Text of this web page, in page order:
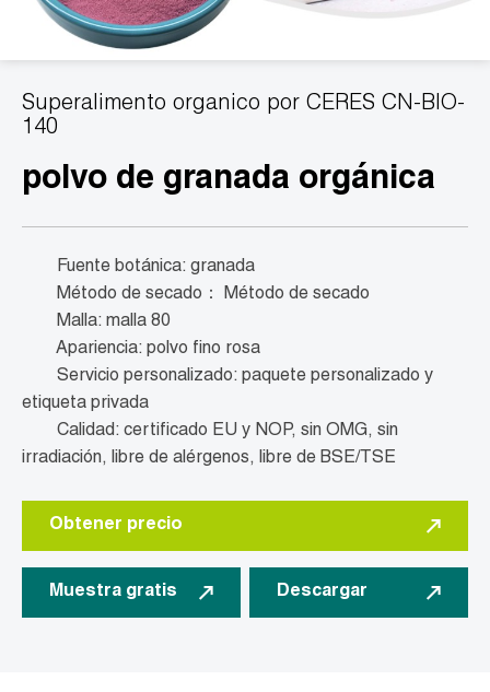
Superalimento organico por CERES CN-BIO-
140
polvo de granada orgánica
Fuente botánica: granada
Método de secado： Método de secado
Malla: malla 80
Apariencia: polvo fino rosa
Servicio personalizado: paquete personalizado y
etiqueta privada
Calidad: certificado EU y NOP, sin OMG, sin
irradiación, libre de alérgenos, libre de BSE/TSE
Obtener precio
Muestra gratis Descargar